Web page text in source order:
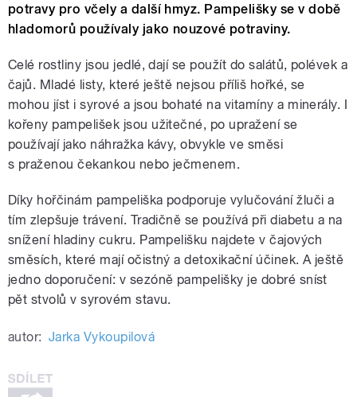
potravy pro včely a další hmyz. Pampelišky se v době
hladomorů používaly jako nouzové potraviny.
Celé rostliny jsou jedlé, dají se použít do salátů, polévek a
čajů. Mladé listy, které ještě nejsou příliš hořké, se
mohou jíst i syrové a jsou bohaté na vitamíny a minerály. I
kořeny pampelišek jsou užitečné, po upražení se
používají jako náhražka kávy, obvykle ve směsi
s praženou čekankou nebo ječmenem.
Díky hořčinám pampeliška podporuje vylučování žluči a
tím zlepšuje trávení. Tradičně se používá při diabetu a na
snížení hladiny cukru. Pampelišku najdete v čajových
směsích, které mají očistný a detoxikační účinek. A ještě
jedno doporučení: v sezóně pampelišky je dobré sníst
pět stvolů v syrovém stavu.
autor: Jarka Vykoupilová